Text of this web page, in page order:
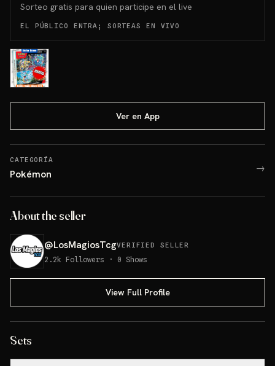
Sorteo gratis para quien participe en el live
EL PÚBLICO ENTRA; SORTEAS EN VIVO
Ver en App
CATEGORÍA
Pokémon →
About the seller
@LosMagiosTcgVERIFIED SELLER
2.2k Followers · 0 Shows
View Full Profile
Sets